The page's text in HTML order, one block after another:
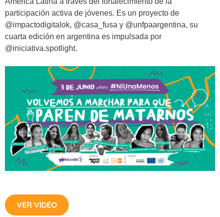
participación activa de jóvenes. Es un proyecto de
@impactodigitalok, @casa_fusa y @unfpaargentina, su
cuarta edición en argentina es impulsada por
@iniciativa.spotlight.
VER VIDEO